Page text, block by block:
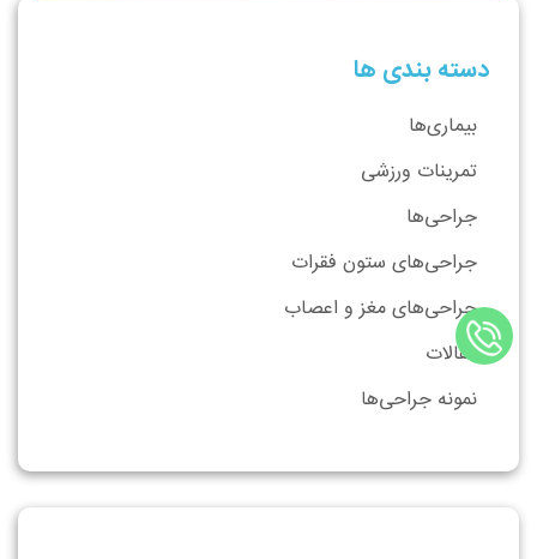
دسته بندی ها
بیماری‌ها
تمرینات ورزشی
جراحی‌ها
جراحی‌های ستون فقرات
جراحی‌های مغز و اعصاب
مقالات
نمونه جراحی‌ها